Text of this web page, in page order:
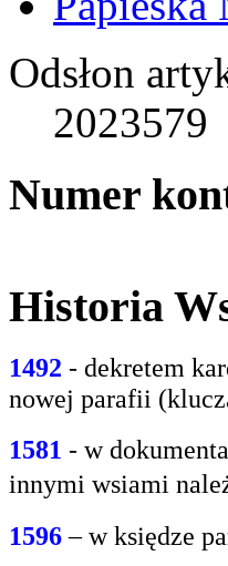
Odsłon
2023579
Numer
Historia
1492 - dekretem
nowej parafii
1581 - w
innymi wsiami
1596– w księdze